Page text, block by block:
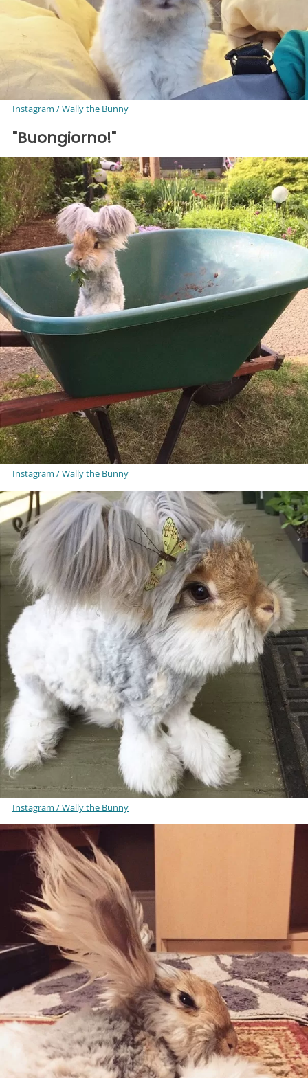
Instagram / Wally the Bunny
"Buongiorno!"
Instagram / Wally the Bunny
Instagram / Wally the Bunny